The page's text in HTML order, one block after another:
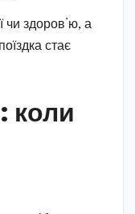
чи здоров’ю, а
стає
коли